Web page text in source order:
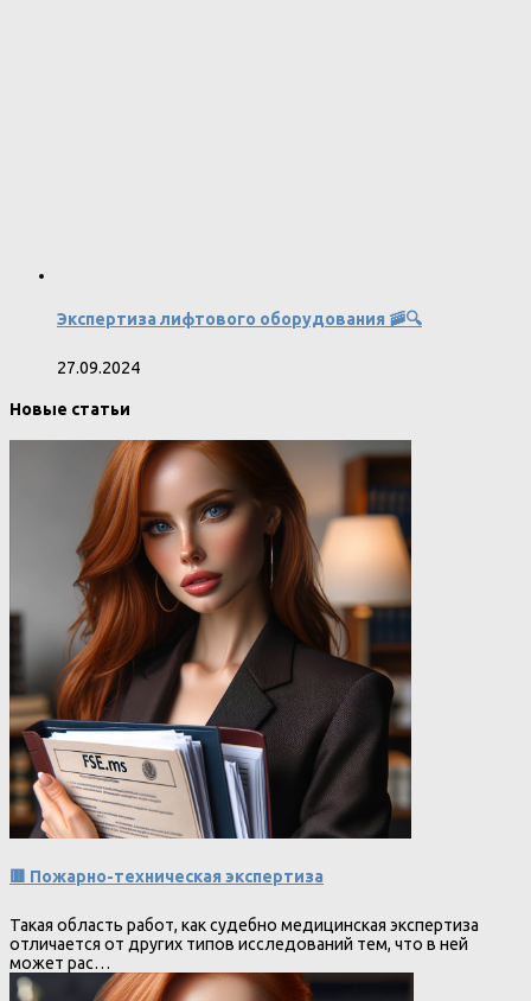
Экспертиза лифтового оборудования 🚠🔍
27.09.2024
Новые статьи
🟥 Пожарно-техническая экспертиза
Такая область работ, как судебно медицинская экспертиза
отличается от других типов исследований тем, что в ней
может рас…